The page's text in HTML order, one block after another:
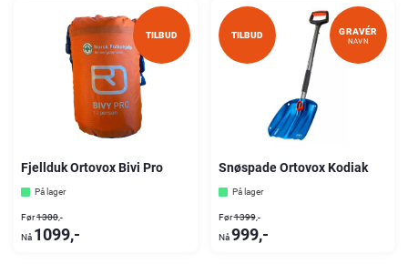
TILBUD
Fjellduk Ortovox Bivi Pro
På lager
1300,-
1099,-
GRAVÉR
NAVN
TILBUD
Snøspade Ortovox Kodiak
På lager
1399,-
999,-